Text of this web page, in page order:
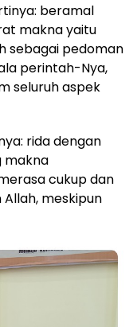
beramal
makna yaitu
sebagai pedoman
perintah-Nya,
seluruh aspek
rida dengan
makna
cukup dan
meskipun